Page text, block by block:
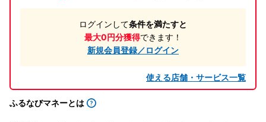
ログインして条件を満たすと
最大0円分獲得できます！
新規会員登録／ログイン
使える店舗・サービス一覧
ふるなびマネーとは